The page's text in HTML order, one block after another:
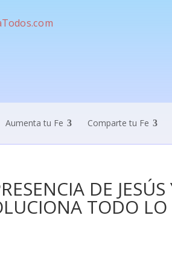
Aumenta tu Fe Comparte tu Fe
DE
TODO